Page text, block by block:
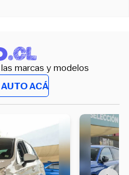
marcas y modelos
ACÁ